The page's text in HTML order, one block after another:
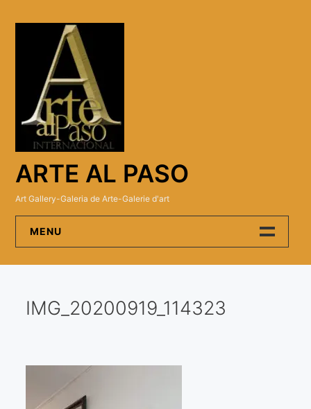
ARTE AL PASO
Art Gallery-Galeria de Arte-Galerie d'art
MENU
Artistas
Visitas a los ateliers o talleres de artistas
IMG_20200919_114323